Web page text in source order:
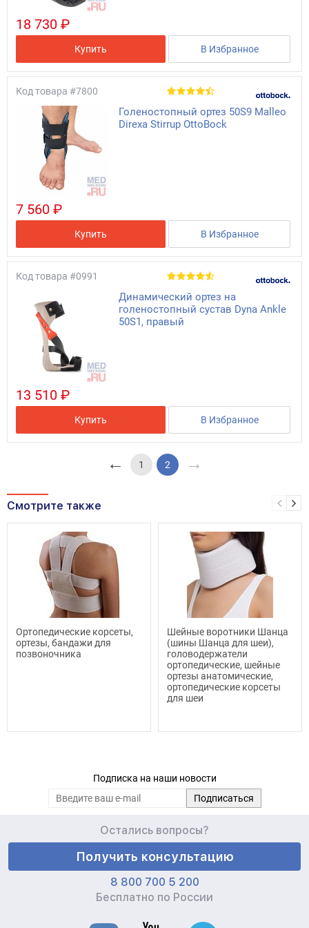
18 730 ₽
Купить В Избранное
Код товара #7800
Голеностопный ортез 50S9 Malleo
Direxa Stirrup OttoBock
7 560 ₽
Купить В Избранное
Код товара #0991
Динамический ортез на
голеностопный сустав Dyna Ankle
50S1, правый
13 510 ₽
Купить В Избранное
← 1 2 →
Смотрите также
Ортопедические корсеты,
ортезы, бандажи для
позвоночника
Шейные воротники Шанца
(шины Шанца для шеи),
головодержатели
ортопедические, шейные
ортезы анатомические,
ортопедические корсеты
для шеи
Подписка на наши новости
Остались вопросы?
Получить консультацию
8 800 700 5 200
Бесплатно по России